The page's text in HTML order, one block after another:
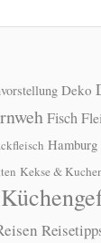
Deko
Fisch
Hamburg
Kekse &